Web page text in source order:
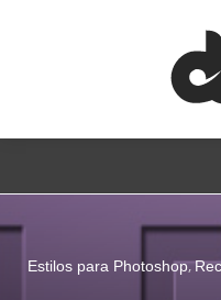
Estilos para Photoshop